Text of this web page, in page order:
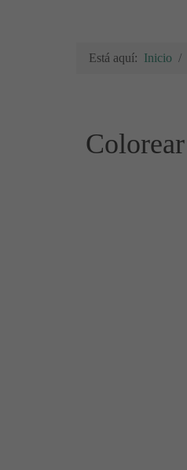
Está aquí: Inicio